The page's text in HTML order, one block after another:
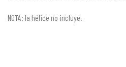
NOTA: la hélice no incluye.